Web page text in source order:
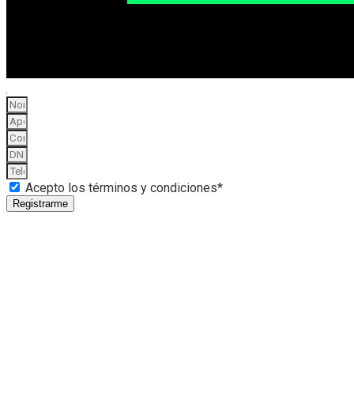
Acepto los términos y condiciones*
Registrarme